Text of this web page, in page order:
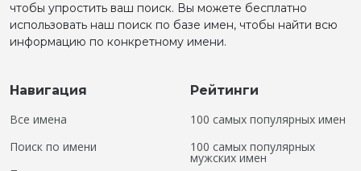
чтобы упростить ваш поиск. Вы можете бесплатно
использовать наш поиск по базе имен, чтобы найти всю
информацию по конкретному имени.
Навигация
Все имена
Поиск по имени
Рейтинги
100 самых популярных имен
100 самых популярных
мужских имен